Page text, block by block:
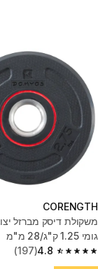
CORENGTH
משקולת דיסק מברזל
גומי 1.25 ק"ג/28 מ"מ
4.8
4.8 out of 5 stars from 197 reviews
(197)